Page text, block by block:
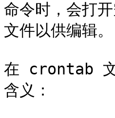
命令时，会打
文件以供编辑。
在 crontab 文
含义：